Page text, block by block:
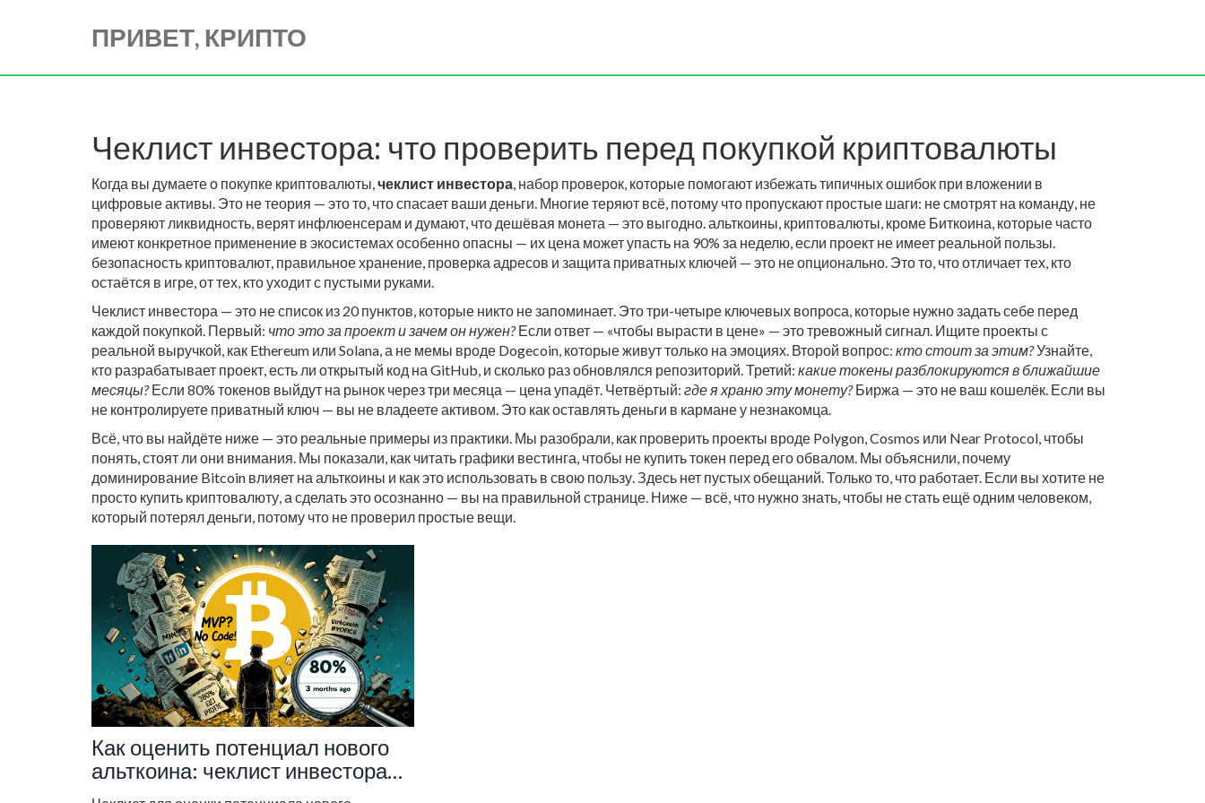
ПРИВЕТ, КРИПТО
Чеклист инвестора: что проверить перед покупкой криптовалюты
Когда вы думаете о покупке криптовалюты,чеклист инвестора, набор проверок, которые помогают избежать типичных ошибок при вложении в
цифровые активы. Это не теория — это то, что спасает ваши деньги. Многие теряют всё, потому что пропускают простые шаги: не смотрят на команду, не
проверяют ликвидность, верят инфлюенсерам и думают, что дешёвая монета — это выгодно.альткоины, криптовалюты, кроме Биткоина, которые часто
имеют конкретное применение в экосистемахособенно опасны — их цена может упасть на 90% за неделю, если проект не имеет реальной пользы.
безопасность криптовалют, правильное хранение, проверка адресов и защита приватных ключей — это не опционально. Это то, что отличает тех, кто
остаётся в игре, от тех, кто уходит с пустыми руками.
Чеклист инвестора — это не список из 20 пунктов, которые никто не запоминает. Это три-четыре ключевых вопроса, которые нужно задать себе перед
каждой покупкой. Первый: что это за проект и зачем он нужен?Если ответ — «чтобы вырасти в цене» — это тревожный сигнал. Ищите проекты с
реальной выручкой, как Ethereum или Solana, а не мемы вроде Dogecoin, которые живут только на эмоциях. Второй вопрос: кто стоит за этим?Узнайте,
кто разрабатывает проект, есть ли открытый код на GitHub, и сколько раз обновлялся репозиторий. Третий: какие токены разблокируются в ближайшие
месяцы?Если 80% токенов выйдут на рынок через три месяца — цена упадёт. Четвёртый: где я храню эту монету?Биржа — это не ваш кошелёк. Если вы
не контролируете приватный ключ — вы не владеете активом. Это как оставлять деньги в кармане у незнакомца.
Всё, что вы найдёте ниже — это реальные примеры из практики. Мы разобрали, как проверить проекты вроде Polygon, Cosmos или Near Protocol, чтобы
понять, стоят ли они внимания. Мы показали, как читать графики вестинга, чтобы не купить токен перед его обвалом. Мы объяснили, почему
доминирование Bitcoin влияет на альткоины и как это использовать в свою пользу. Здесь нет пустых обещаний. Только то, что работает. Если вы хотите не
просто купить криптовалюту, а сделать это осознанно — вы на правильной странице. Ниже — всё, что нужно знать, чтобы не стать ещё одним человеком,
который потерял деньги, потому что не проверил простые вещи.
Как оценить потенциал нового
альткоина: чеклист инвестора
2025